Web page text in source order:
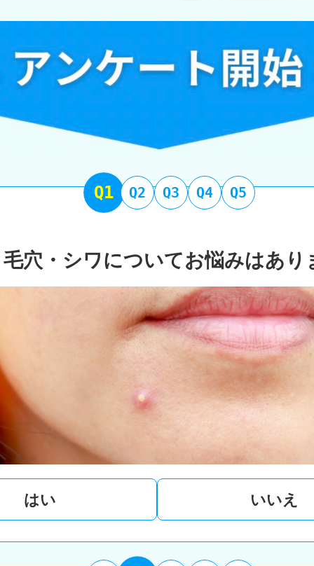
Q1 Q2 Q3 Q4 Q5
穴・シワについてお悩みはあり
はい いいえ